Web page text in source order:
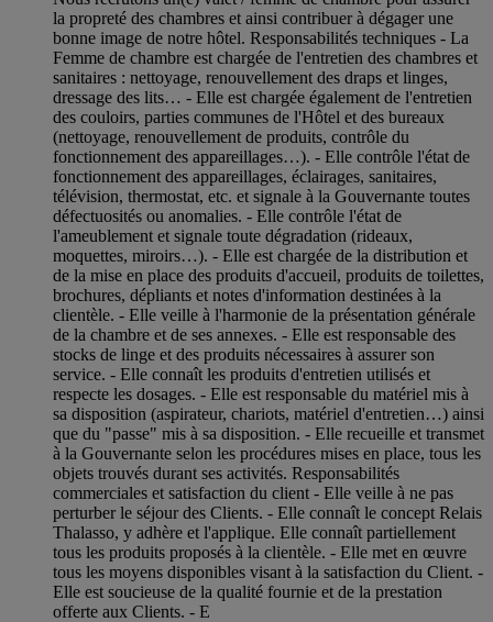
la propreté des chambres et ainsi contribuer à dégager une
bonne image de notre hôtel. Responsabilités techniques - La
Femme de chambre est chargée de l'entretien des chambres et
sanitaires : nettoyage, renouvellement des draps et linges,
dressage des lits… - Elle est chargée également de l'entretien
des couloirs, parties communes de l'Hôtel et des bureaux
(nettoyage, renouvellement de produits, contrôle du
fonctionnement des appareillages…). - Elle contrôle l'état de
fonctionnement des appareillages, éclairages, sanitaires,
télévision, thermostat, etc. et signale à la Gouvernante toutes
défectuosités ou anomalies. - Elle contrôle l'état de
l'ameublement et signale toute dégradation (rideaux,
moquettes, miroirs…). - Elle est chargée de la distribution et
de la mise en place des produits d'accueil, produits de toilettes,
brochures, dépliants et notes d'information destinées à la
clientèle. - Elle veille à l'harmonie de la présentation générale
de la chambre et de ses annexes. - Elle est responsable des
stocks de linge et des produits nécessaires à assurer son
service. - Elle connaît les produits d'entretien utilisés et
respecte les dosages. - Elle est responsable du matériel mis à
sa disposition (aspirateur, chariots, matériel d'entretien…) ainsi
que du "passe" mis à sa disposition. - Elle recueille et transmet
à la Gouvernante selon les procédures mises en place, tous les
objets trouvés durant ses activités. Responsabilités
commerciales et satisfaction du client - Elle veille à ne pas
perturber le séjour des Clients. - Elle connaît le concept Relais
Thalasso, y adhère et l'applique. Elle connaît partiellement
tous les produits proposés à la clientèle. - Elle met en œuvre
tous les moyens disponibles visant à la satisfaction du Client. -
Elle est soucieuse de la qualité fournie et de la prestation
offerte aux Clients. - E